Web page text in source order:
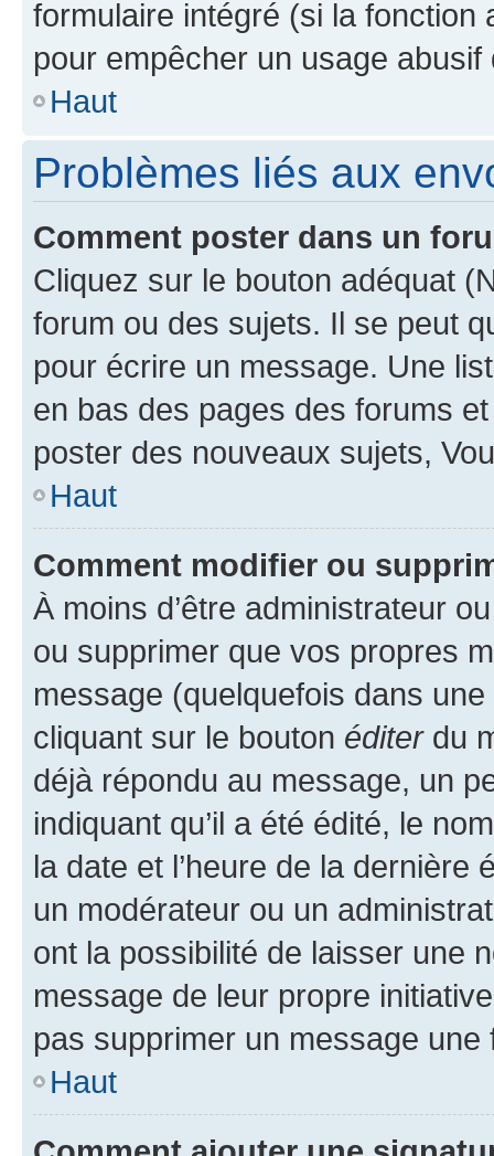
formulaire intégré (si la fonction
pour empêcher un usage
Haut
Problèmes liés aux
Comment poster dans un
Cliquez sur le bouton adéquat
forum ou des sujets. Il se peut
pour écrire un message. Une
en bas des pages des forums
poster des nouveaux sujets,
Haut
Comment modifier ou
À moins d’être administrateur
ou supprimer que vos propres
message (quelquefois dans
cliquant sur le bouton éditerdu
déjà répondu au message, un
indiquant qu’il a été édité, le
la date et l’heure de la dernière
un modérateur ou un
ont la possibilité de laisser une
message de leur propre
pas supprimer un message une
Haut